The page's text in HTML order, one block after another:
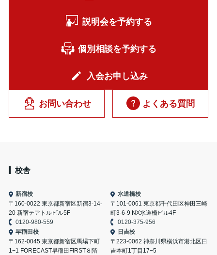
説明会を予約する
個別相談を予約する
入会お申し込み
お問い合わせ よくある質問
校舎
新宿校
〒160-0022 東京都新宿区新宿3-14-
20 新宿テアトルビル5F
0120-980-559
水道橋校
〒101-0061 東京都千代田区神田三崎
町3-6-9 NX水道橋ビル4F
0120-375-956
早稲田校
〒162-0045 東京都新宿区馬場下町
1−1 FORECAST早稲田FIRST８階
日吉校
〒223-0062 神奈川県横浜市港北区日
吉本町1丁目17−5